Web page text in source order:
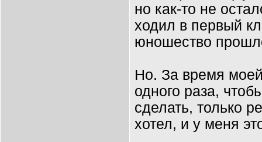
но как-то не
ходил в первый
юношество
Но. За время
одного раза,
сделать, только
хотел, и у меня